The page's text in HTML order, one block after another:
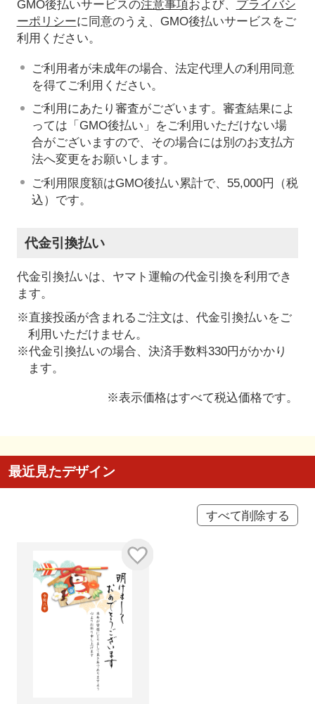
GMO後払いサービスの注意事項および、 プライバシ
ーポリシーに同意のうえ、GMO後払いサービスをご
利用ください。
ご利用者が未成年の場合、法定代理人の利用同意
を得てご利用ください。
ご利用にあたり審査がございます。審査結果によ
っては「GMO後払い」をご利用いただけない場
合がございますので、その場合には別のお支払方
法へ変更をお願いします。
ご利用限度額はGMO後払い累計で、55,000円（税
込）です。
代金引換払い
代金引換払いは、ヤマト運輸の代金引換を利用でき
ます。
※直接投函が含まれるご注文は、代金引換払いをご
利用いただけません。
※代金引換払いの場合、決済手数料330円がかかり
ます。
※表示価格はすべて税込価格です。
最近見たデザイン
すべて削除する